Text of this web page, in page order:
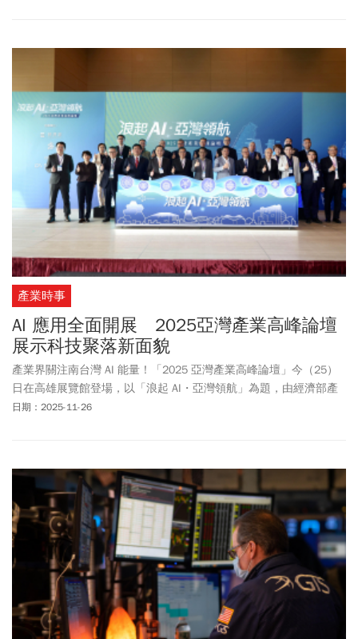
產業時事
AI 應用全面開展 2025亞灣產業高峰論壇
展示科技聚落新面貌
產業界關注南台灣 AI 能量！「2025 亞灣產業高峰論壇」今（25）
日在高雄展覽館登場，以「浪起 AI・亞灣領航」為題，由經濟部產
發署主辦、今周刊協辦，聚焦「產業趨勢觀點」、「跨域與談分
日期：2025-11-26